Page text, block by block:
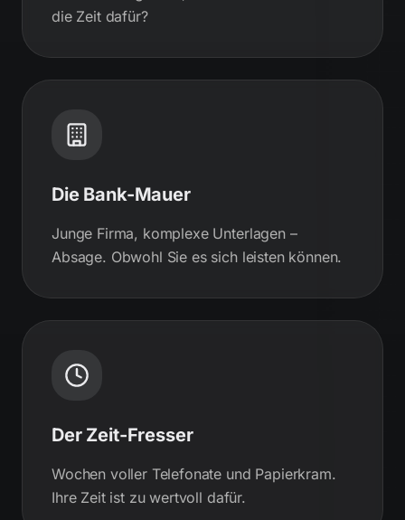
die Zeit dafür?
Die Bank-Mauer
Junge Firma, komplexe Unterlagen –
Absage. Obwohl Sie es sich leisten können.
Der Zeit-Fresser
Wochen voller Telefonate und Papierkram.
Ihre Zeit ist zu wertvoll dafür.